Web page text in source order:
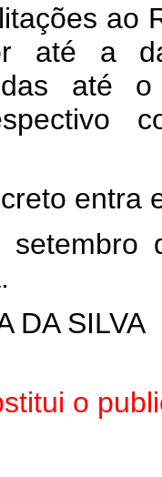
ao
até a
até
entra
setembro
DA SILVA
o